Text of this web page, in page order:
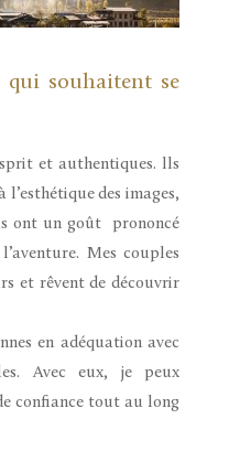
souhaitent se
et authentiques. lls
l’esthétique des images,
ont un goût prononcé
Mes couples
et rêvent de découvrir
en adéquation avec
Avec eux, je peux
confiance tout au long